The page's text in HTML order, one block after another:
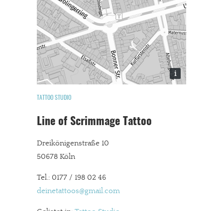
i
TATTOO STUDIO
Line of Scrimmage Tattoo
Dreikönigenstraße 10
50678 Köln
Tel.: 0177 / 198 02 46
deinetattoos@gmail.com